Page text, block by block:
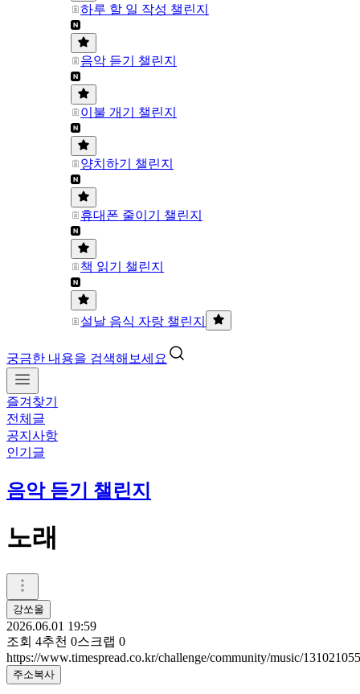
하루 할 일 작성 챌린지
음악 듣기 챌린지
이불 개기 챌린지
양치하기 챌린지
휴대폰 줄이기 챌린지
책 읽기 챌린지
설날 음식 자랑 챌린지
궁금한 내용을 검색해보세요
즐겨찾기
전체글
공지사항
인기글
음악 듣기 챌린지
노래
강쏘울
2026.06.01 19:59
조회 4추천 0스크랩 0
https://www.timespread.co.kr/challenge/community/music/131021055
주소복사